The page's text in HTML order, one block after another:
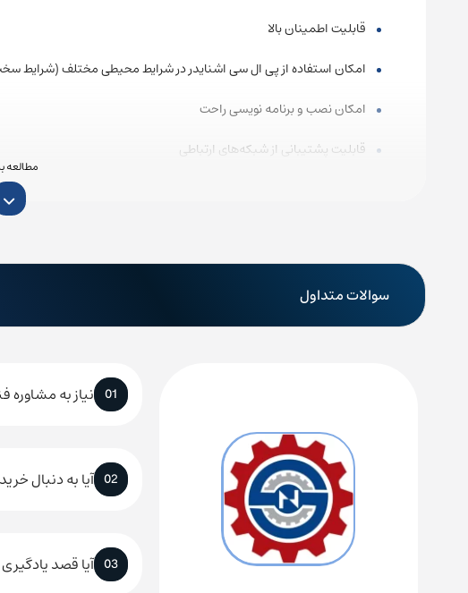
قابلیت اطمینان بالا
امکان استفاده از پی ال سی اشنایدر در شرایط محیطی مختلف (شرایط
امکان نصب و برنامه نویسی راحت
قابلیت پشتیبانی از شبکه‌های ارتباطی
واحد تعمیرات:09197872789
واحد پروژه:09197872784
ایمیل: info@nicsanat.com
آدرس شرکت: تهران، خیابان بهشتی، خیابان میرعماد، کوچه
سوالات متداول
01 نیاز به مشاوره
02 آیا به دنبال
03 آیا قصد